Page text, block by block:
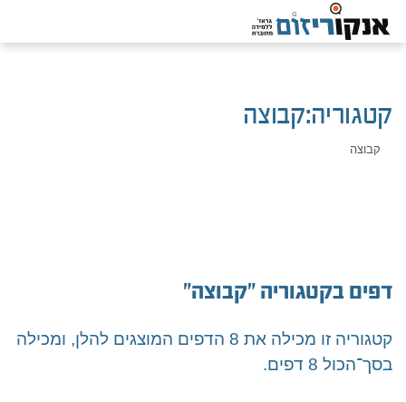
קטגוריה:קבוצה
קבוצה
דפים בקטגוריה "קבוצה"
קטגוריה זו מכילה את 8 הדפים המוצגים להלן, ומכילה
בסך־הכול 8 דפים.